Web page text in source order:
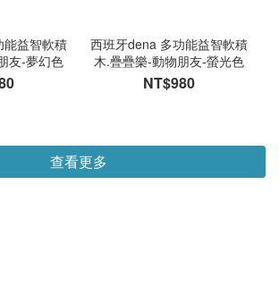
益智軟積
友-夢幻色
西班牙dena 多功能益智軟積
木.疊疊樂-動物朋友-螢光色
NT$980
查看更多